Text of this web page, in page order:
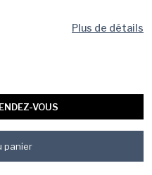
Plus de détails
VOUS
panier